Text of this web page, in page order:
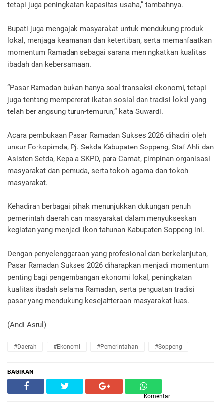
tetapi juga peningkatan kapasitas usaha,” tambahnya.
Bupati juga mengajak masyarakat untuk mendukung produk
lokal, menjaga keamanan dan ketertiban, serta memanfaatkan
momentum Ramadan sebagai sarana meningkatkan kualitas
ibadah dan kebersamaan.
“Pasar Ramadan bukan hanya soal transaksi ekonomi, tetapi
juga tentang mempererat ikatan sosial dan tradisi lokal yang
telah berlangsung turun-temurun,” kata Suwardi.
Acara pembukaan Pasar Ramadan Sukses 2026 dihadiri oleh
unsur Forkopimda, Pj. Sekda Kabupaten Soppeng, Staf Ahli dan
Asisten Setda, Kepala SKPD, para Camat, pimpinan organisasi
masyarakat dan pemuda, serta tokoh agama dan tokoh
masyarakat.
Kehadiran berbagai pihak menunjukkan dukungan penuh
pemerintah daerah dan masyarakat dalam menyukseskan
kegiatan yang menjadi ikon tahunan Kabupaten Soppeng ini.
Dengan penyelenggaraan yang profesional dan berkelanjutan,
Pasar Ramadan Sukses 2026 diharapkan menjadi momentum
penting bagi pengembangan ekonomi lokal, peningkatan
kualitas ibadah selama Ramadan, serta penguatan tradisi
pasar yang mendukung kesejahteraan masyarakat luas.
(Andi Asrul)
#Daerah #Ekonomi #Pemerintahan #Soppeng
BAGIKAN
Komentar